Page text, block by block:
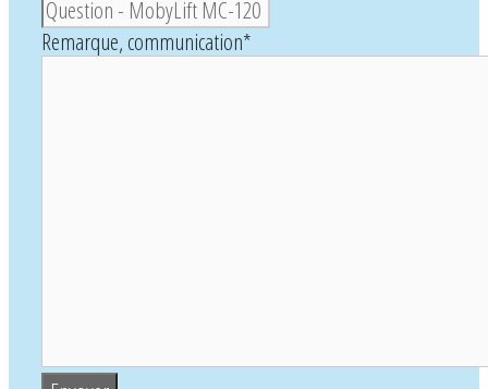
Remarque, communication*